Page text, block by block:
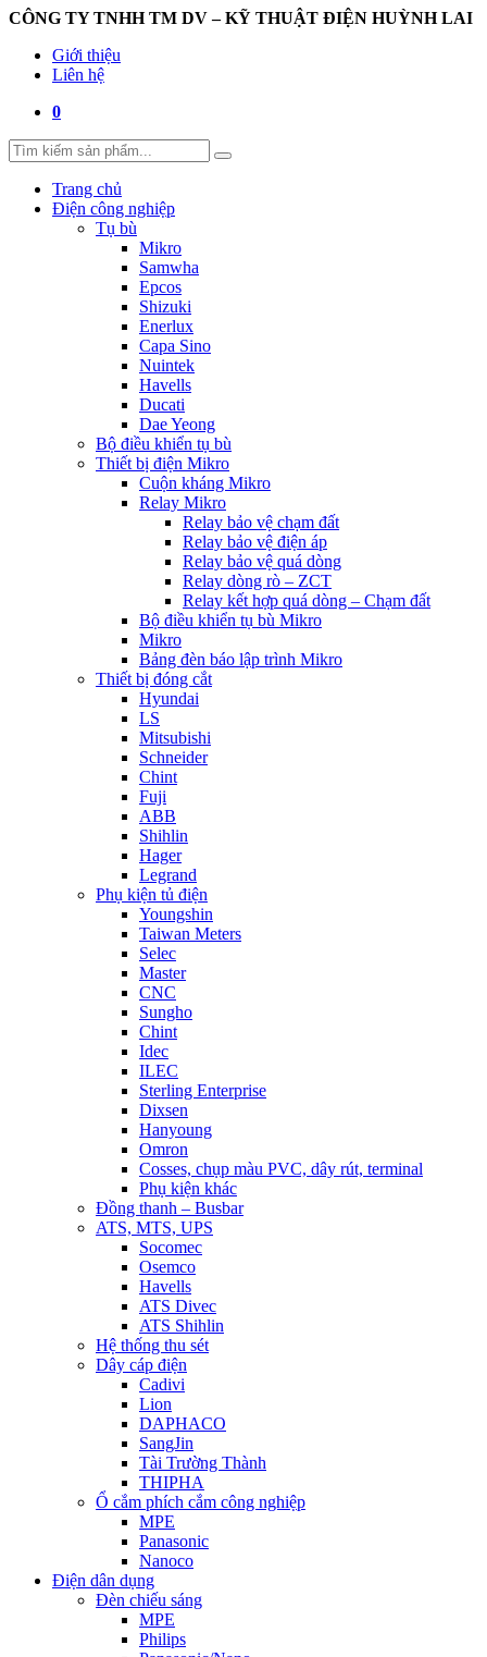
CÔNG TY TNHH TM DV – KỸ THUẬT ĐIỆN HUỲNH LAI
Giới thiệu
Liên hệ
0
Trang chủ
Điện công nghiệp
Tụ bù
Mikro
Samwha
Epcos
Shizuki
Enerlux
Capa Sino
Nuintek
Havells
Ducati
Dae Yeong
Bộ điều khiển tụ bù
Thiết bị điện Mikro
Cuộn kháng Mikro
Relay Mikro
Relay bảo vệ chạm đất
Relay bảo vệ điện áp
Relay bảo vệ quá dòng
Relay dòng rò – ZCT
Relay kết hợp quá dòng – Chạm đất
Bộ điều khiển tụ bù Mikro
Mikro
Bảng đèn báo lập trình Mikro
Thiết bị đóng cắt
Hyundai
LS
Mitsubishi
Schneider
Chint
Fuji
ABB
Shihlin
Hager
Legrand
Phụ kiện tủ điện
Youngshin
Taiwan Meters
Selec
Master
CNC
Sungho
Chint
Idec
ILEC
Sterling Enterprise
Dixsen
Hanyoung
Omron
Cosses, chụp màu PVC, dây rút, terminal
Phụ kiện khác
Đồng thanh – Busbar
ATS, MTS, UPS
Socomec
Osemco
Havells
ATS Divec
ATS Shihlin
Hệ thống thu sét
Dây cáp điện
Cadivi
Lion
DAPHACO
SangJin
Tài Trường Thành
THIPHA
Ổ cắm phích cắm công nghiệp
MPE
Panasonic
Nanoco
Điện dân dụng
Đèn chiếu sáng
MPE
Philips